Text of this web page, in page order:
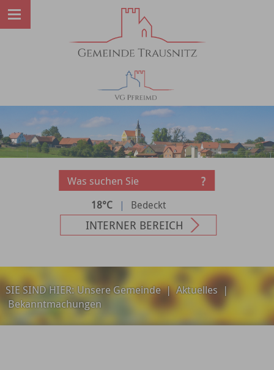
18°C | Bedeckt
INTERNER BEREICH
SIE SIND HIER:Unsere Gemeinde|Aktuelles |
Bekanntmachungen